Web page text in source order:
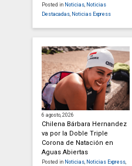
Posted in Noticias, Noticias
Destacadas, Noticias Express
6 agosto, 2026
Chilena Bárbara Hernandez
va por la Doble Triple
Corona de Natación en
Aguas Abiertas
Posted in Noticias, Noticias Express,